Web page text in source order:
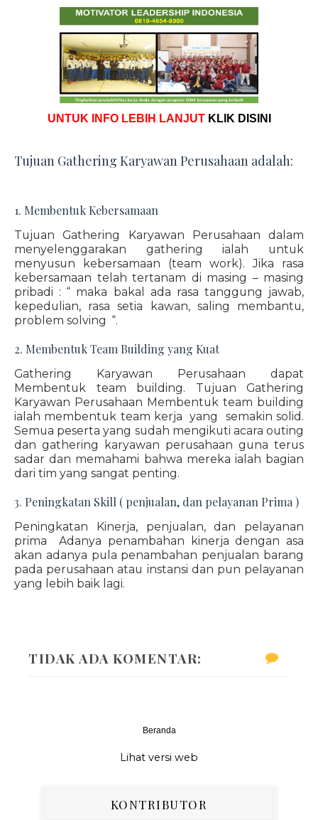
UNTUK INFO LEBIH LANJUT KLIK DISINI
Tujuan Gathering Karyawan Perusahaan adalah:
1. Membentuk Kebersamaan
Tujuan Gathering Karyawan Perusahaan dalam
menyelenggarakan gathering ialah untuk
menyusun kebersamaan (team work). Jika rasa
kebersamaan telah tertanam di masing – masing
pribadi : “ maka bakal ada rasa tanggung jawab,
kepedulian, rasa setia kawan, saling membantu,
problem solving “.
2. Membentuk Team Building yang Kuat
Gathering Karyawan Perusahaan dapat
Membentuk team building. Tujuan Gathering
Karyawan Perusahaan Membentuk team building
ialah membentuk team kerja yang semakin solid.
Semua peserta yang sudah mengikuti acara outing
dan gathering karyawan perusahaan guna terus
sadar dan memahami bahwa mereka ialah bagian
dari tim yang sangat penting.
3. Peningkatan Skill ( penjualan, dan pelayanan Prima )
Peningkatan Kinerja, penjualan, dan pelayanan
prima Adanya penambahan kinerja dengan asa
akan adanya pula penambahan penjualan barang
pada perusahaan atau instansi dan pun pelayanan
yang lebih baik lagi.
TIDAK ADA KOMENTAR:
Beranda
Lihat versi web
KONTRIBUTOR